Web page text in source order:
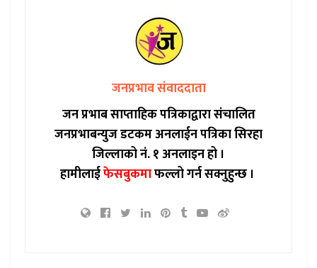
जनप्रभाव संवाददाता
जन प्रभाब साप्ताहिक पत्रिकाद्वारा संचालित
जनप्रभाबन्युज डटकम अनलाईन पत्रिका सिरहा
जिल्लाको नं. १ अनलाइन हो ।
हामीलाईफेसबुकमाफल्लो गर्न सक्नुहुन्छ ।